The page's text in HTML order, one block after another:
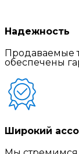
Надежность
Продаваемые
обеспечены
Широкий